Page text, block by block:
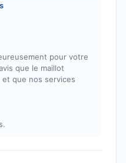
pour votre
que le maillot
que nos services